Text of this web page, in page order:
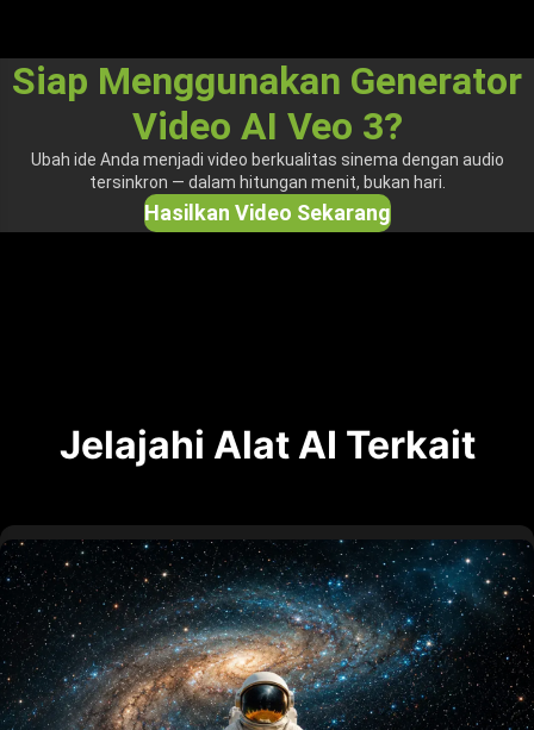
Siap Menggunakan Generator
Video AI Veo 3?
Ubah ide Anda menjadi video berkualitas sinema dengan audio
tersinkron — dalam hitungan menit, bukan hari.
Hasilkan Video Sekarang
Jelajahi Alat AI Terkait